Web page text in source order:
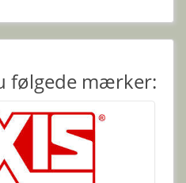
følgede mærker: